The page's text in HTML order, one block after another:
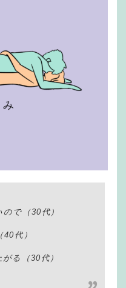
で（30代）
代）
る（30代）